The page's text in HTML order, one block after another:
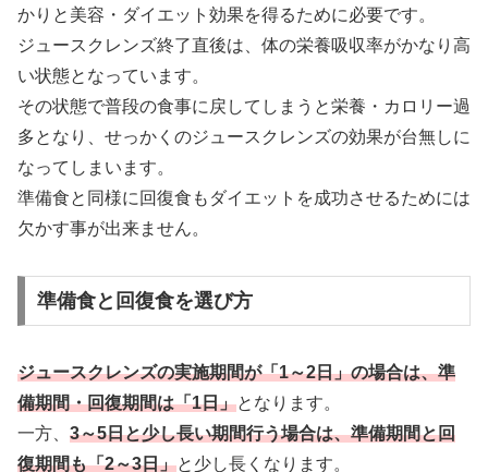
かりと美容・ダイエット効果を得るために必要です。
ジュースクレンズ終了直後は、体の栄養吸収率がかなり高
い状態となっています。
その状態で普段の食事に戻してしまうと栄養・カロリー過
多となり、せっかくのジュースクレンズの効果が台無しに
なってしまいます。
準備食と同様に回復食もダイエットを成功させるためには
欠かす事が出来ません。
準備食と回復食を選び方
ジュースクレンズの実施期間が「1～2日」の場合は、準
備期間・回復期間は「1日」となります。
一方、 3～5日と少し長い期間行う場合は、準備期間と回
復期間も「2～3日」と少し長くなります。